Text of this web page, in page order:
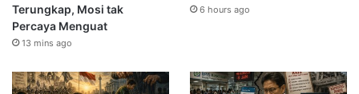
Terungkap, Mosi tak
Percaya Menguat
13 mins ago
6 hours ago